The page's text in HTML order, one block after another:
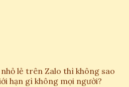
lẻ trên Zalo thì không sao
hạn gì không mọi người?